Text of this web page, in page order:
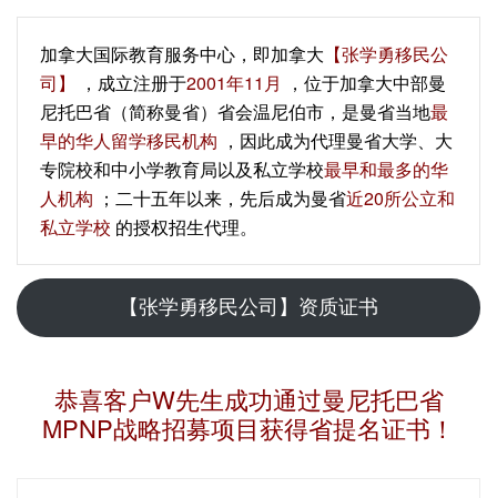
加拿大国际教育服务中心，即加拿大 【张学勇移民公
司】
，成立注册于2001年11月
，位于加拿大中部曼
尼托巴省（简称曼省）省会温尼伯市，是曼省当地最
早的华人留学移民机构 ，因此成为代理曼省大学、大
专院校和中小学教育局以及私立学校最早和最多的华
人机构 ；二十五年以来，先后成为曼省近20所公立和
私立学校 的授权招生代理。
【张学勇移民公司】资质证书
恭喜客户W先生成功通过曼尼托巴省
MPNP战略招募项目获得省提名证书！